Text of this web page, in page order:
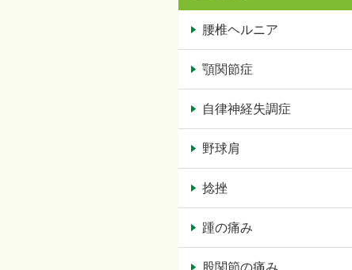
腰椎ヘルニア
顎関節症
自律神経失調症
野球肩
捻挫
踵の痛み